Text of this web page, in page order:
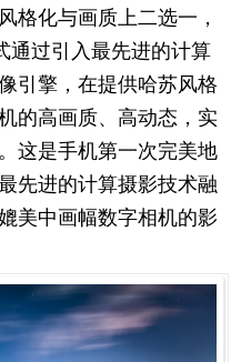
格化与画质上二选一，
通过引入最先进的计算
引擎，在提供哈苏风格
的高画质、高动态，实
这是手机第一次完美地
先进的计算摄影技术融
美中画幅数字相机的影